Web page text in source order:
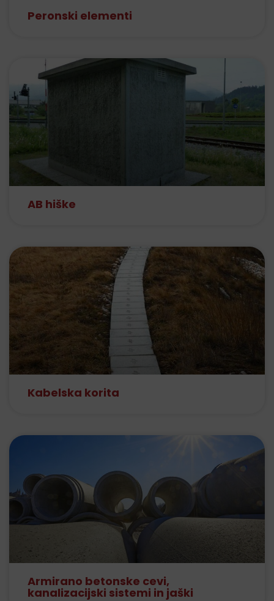
Peronski elementi
AB hiške
Kabelska korita
Armirano betonske cevi,
kanalizacijski sistemi in jaški